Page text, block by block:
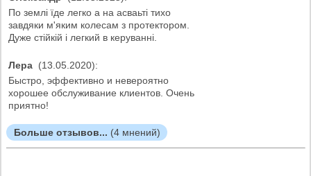
По землі їде легко а на асваьті тихо
завдяки м'яким колесам з протектором.
Дуже стійкій і легкий в керуванні.
Лера (13.05.2020):
Быстро, эффективно и невероятно
хорошее обслуживание клиентов. Очень
приятно!
Больше отзывов... (4 мнений)